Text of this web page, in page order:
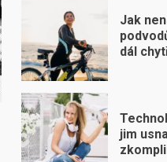
Jak
dál
jim